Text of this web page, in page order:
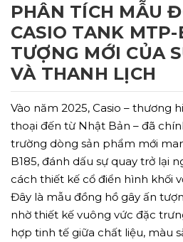
PHÂN TÍCH MẪU
CASIO TANK MTP-
TƯỢNG MỚI CỦA
VÀ THANH LỊCH
Vào năm 2025, Casio – thương
thoại đến từ Nhật Bản – đã
trường dòng sản phẩm mới
B185, đánh dấu sự quay trở lại
cách thiết kế cổ điển hình khối
Đây là mẫu đồng hồ gây ấn
nhờ thiết kế vuông vức đặc
hợp tinh tế giữa chất liệu, màu